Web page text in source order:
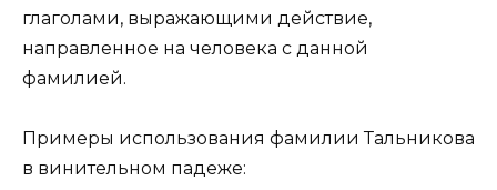
глаголами, выражающими действие,
направленное на человека с данной
фамилией.
Примеры использования фамилии Тальникова
в винительном падеже: